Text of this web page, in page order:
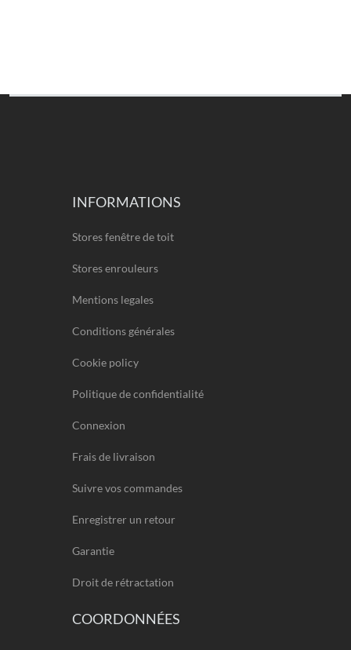
INFORMATIONS
Stores fenêtre de toit
Stores enrouleurs
Mentions legales
Conditions générales
Cookie policy
Politique de confidentialité
Connexion
Frais de livraison
Suivre vos commandes
Enregistrer un retour
Garantie
Droit de rétractation
COORDONNÉES